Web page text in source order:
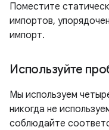
Поместите
импортов,
импорт.
Используйте
Мы используем
никогда не
соблюдайте